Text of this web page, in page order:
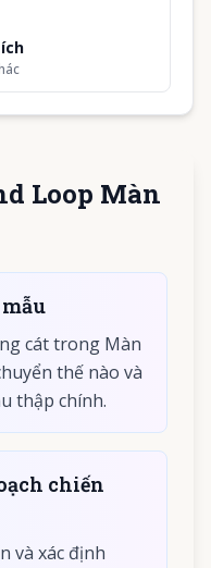
Loop Màn
cát trong Màn
thế nào và
thập chính.
chiến
và xác định